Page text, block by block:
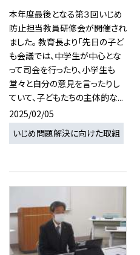
本年度最後となる第３回いじめ
防止担当教員研修会が開催され
ました。 教育長より「先日の子ど
も会議では、中学生が中心とな
って司会を行ったり、小学生も
堂々と自分の意見を言ったりし
ていて、子どもたちの主体的な...
2025/02/05
いじめ問題解決に向けた取組